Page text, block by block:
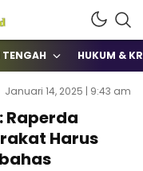
HUKUM &
Januari 14, 2025 | 9:43 am
Raperda
Harus